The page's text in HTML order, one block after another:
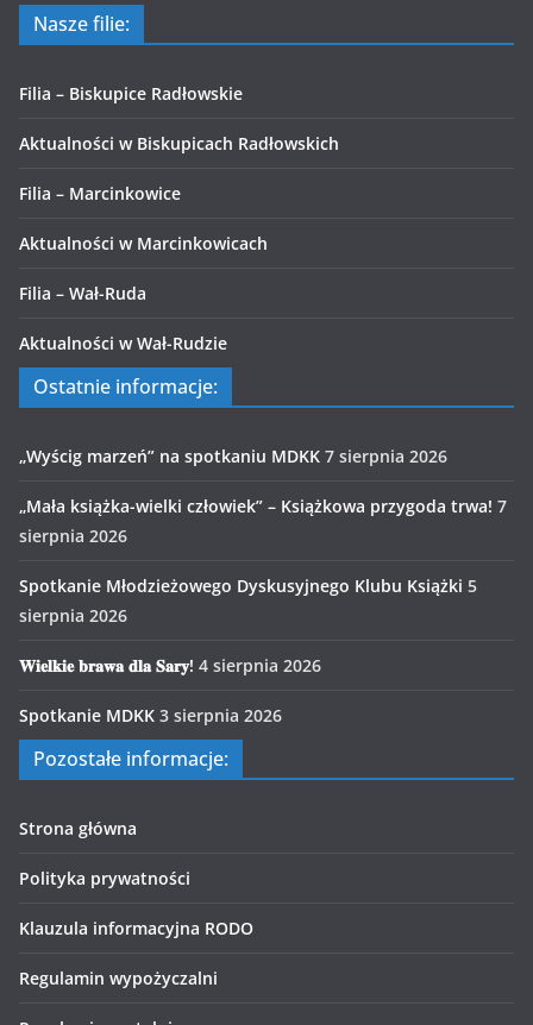
Nasze filie:
Filia – Biskupice Radłowskie
Aktualności w Biskupicach Radłowskich
Filia – Marcinkowice
Aktualności w Marcinkowicach
Filia – Wał-Ruda
Aktualności w Wał-Rudzie
Ostatnie informacje:
„Wyścig marzeń” na spotkaniu MDKK 7 sierpnia 2026
„Mała książka-wielki człowiek” – Książkowa przygoda trwa! 7
sierpnia 2026
Spotkanie Młodzieżowego Dyskusyjnego Klubu Książki 5
sierpnia 2026
𝐖𝐢𝐞𝐥𝐤𝐢𝐞 𝐛𝐫𝐚𝐰𝐚 𝐝𝐥𝐚 𝐒𝐚𝐫𝐲! 4 sierpnia 2026
Spotkanie MDKK 3 sierpnia 2026
Pozostałe informacje:
Strona główna
Polityka prywatności
Klauzula informacyjna RODO
Regulamin wypożyczalni